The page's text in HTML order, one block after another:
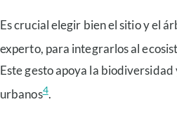
Es crucial elegir bien el sitio y el
experto, para integrarlos al
Este gesto apoya la
urbanos4.